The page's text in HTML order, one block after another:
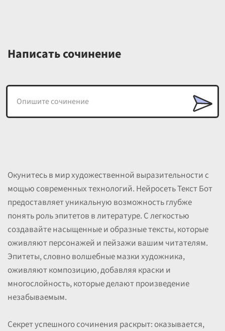
Написать сочинение
Окунитесь в мир художественной выразительности с
мощью современных технологий. Нейросеть Текст Бот
предоставляет уникальную возможность глубже
понять роль эпитетов в литературе. С легкостью
создавайте насыщенные и образные тексты, которые
оживляют персонажей и пейзажи вашим читателям.
Эпитеты, словно волшебные мазки художника,
оживляют композицию, добавляя краски и
многослойность, которые делают произведение
незабываемым.
Секрет успешного сочинения раскрыт: оказывается,